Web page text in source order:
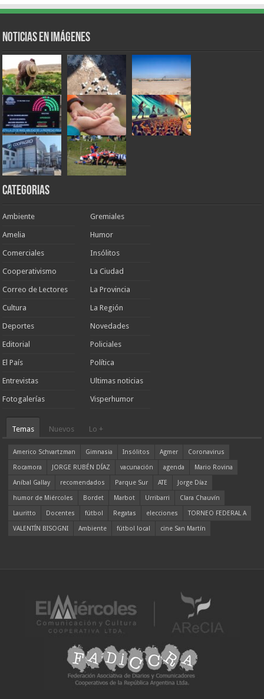
Noticias en Imágenes
Categorias
Ambiente
Amelia
Comerciales
Cooperativismo
Correo de Lectores
Cultura
Deportes
Editorial
El País
Entrevistas
Fotogalerías
Gremiales
Humor
Insólitos
La Ciudad
La Provincia
La Región
Novedades
Policiales
Política
Ultimas noticias
Visperhumor
Temas Nuevos Lo +
Americo Schvartzman Gimnasia Insólitos Agmer
Coronavirus
Rocamora
JORGE RUBÉN DÍAZ vacunación agenda
Mario Rovina
Aníbal Gallay
recomendados Parque Sur ATE
Jorge Díaz
humor de Miércoles
Bordet Marbot Urribarri
Clara Chauvín
Lauritto
Docentes fútbol Regatas elecciones
TORNEO FEDERAL A
VALENTÍN BISOGNI
Ambiente fútbol local cine San Martín